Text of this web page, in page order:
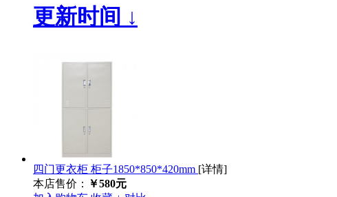
更新时间 ↓
四门更衣柜 柜子1850*850*420mm [详情]
本店售价： ￥580元